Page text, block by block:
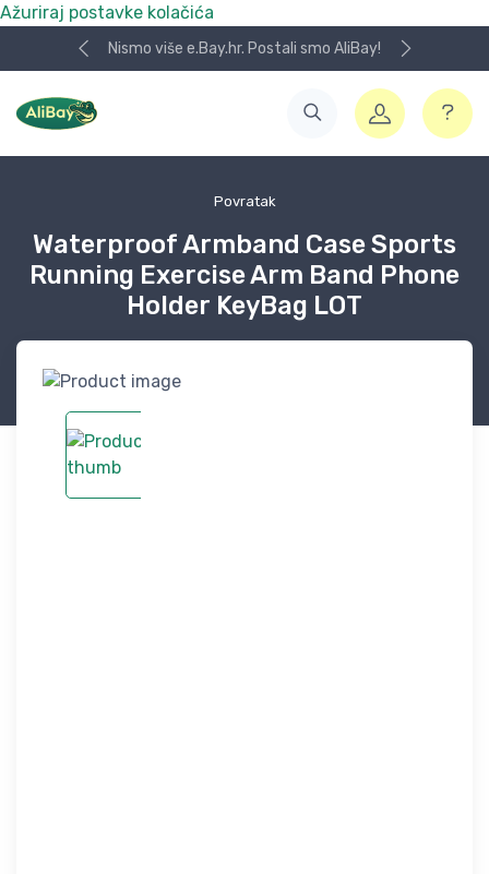
Ažuriraj postavke kolačića
Nismo više e.Bay.hr. Postali smo AliBay!
Povratak
Waterproof Armband Case Sports
Running Exercise Arm Band Phone
Holder KeyBag LOT